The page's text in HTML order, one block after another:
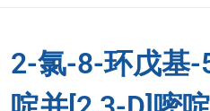
2-氯-8-环戊基